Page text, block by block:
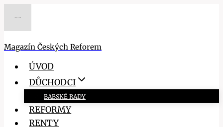
Magazín Českých Reforem
ÚVOD
DŮCHODCI
BABSKÉ RADY
REFORMY
RENTY